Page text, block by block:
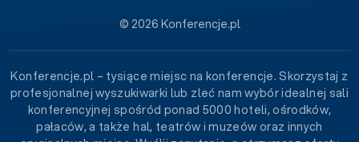
© 2026 Konferencje.pl
Konferencje.pl – tysiące miejsc na konferencje. Skorzystaj z
profesjonalnej wyszukiwarki lub zleć nam wybór idealnej sali
konferencyjnej spośród ponad 5000 hoteli, ośrodków,
pałaców, a także hal, teatrów i muzeów oraz innych